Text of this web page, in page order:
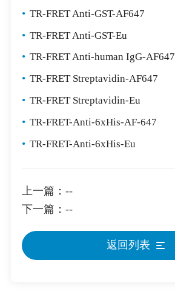
• TR-FRET Anti-GST-AF647
• TR-FRET Anti-GST-Eu
• TR-FRET Anti-human IgG-AF647
• TR-FRET Streptavidin-AF647
• TR-FRET Streptavidin-Eu
• TR-FRET-Anti-6xHis-AF-647
• TR-FRET-Anti-6xHis-Eu
上一篇： --
下一篇： --
返回列表